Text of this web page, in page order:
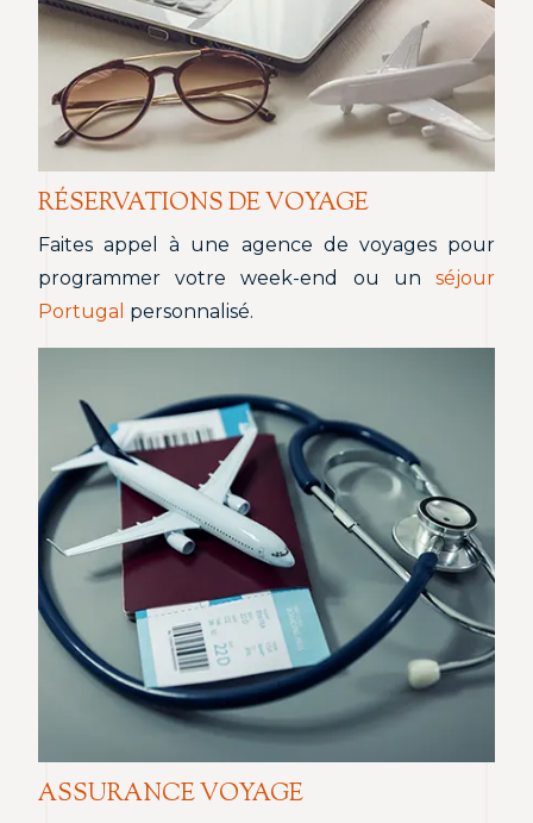
RÉSERVATIONS DE VOYAGE
Faites appel à une agence de voyages pour
programmer votre week-end ou un séjour
Portugal personnalisé.
ASSURANCE VOYAGE